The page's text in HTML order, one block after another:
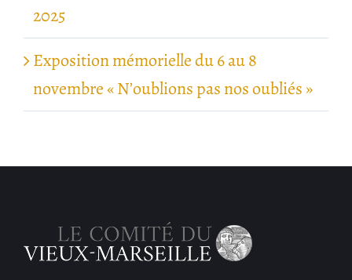
2025
Exposition mémorielle du 6 au 8
novembre « N’oublions pas nos oubliés »